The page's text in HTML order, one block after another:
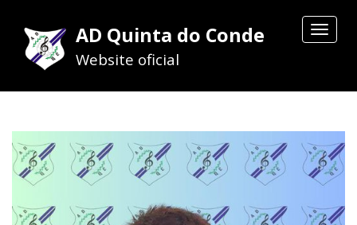
Toggle
AD Quinta do Conde
Website oficial